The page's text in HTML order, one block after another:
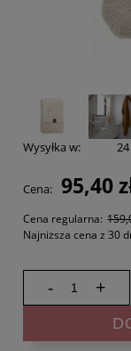
Wysyłka w:
Cena: 95,40
Cena regularna:
Najniższa cena z 30
- +